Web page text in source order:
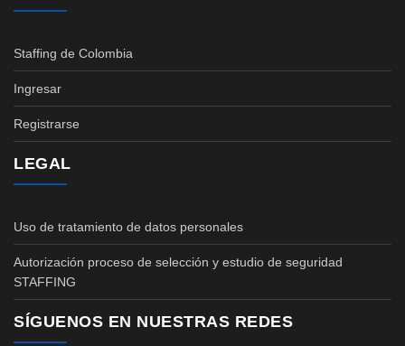
Staffing de Colombia
Ingresar
Registrarse
LEGAL
Uso de tratamiento de datos personales
Autorización proceso de selección y estudio de seguridad
STAFFING
SÍGUENOS EN NUESTRAS REDES